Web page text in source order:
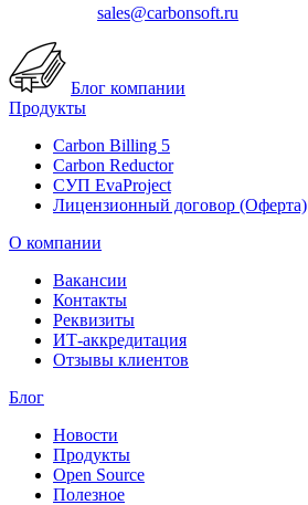
sales@carbonsoft.ru
Блог компании
Продукты
Carbon Billing 5
Carbon Reductor
СУП EvaProject
Лицензионный договор (Оферта)
О компании
Вакансии
Контакты
Реквизиты
ИТ-аккредитация
Отзывы клиентов
Блог
Новости
Продукты
Open Source
Полезное